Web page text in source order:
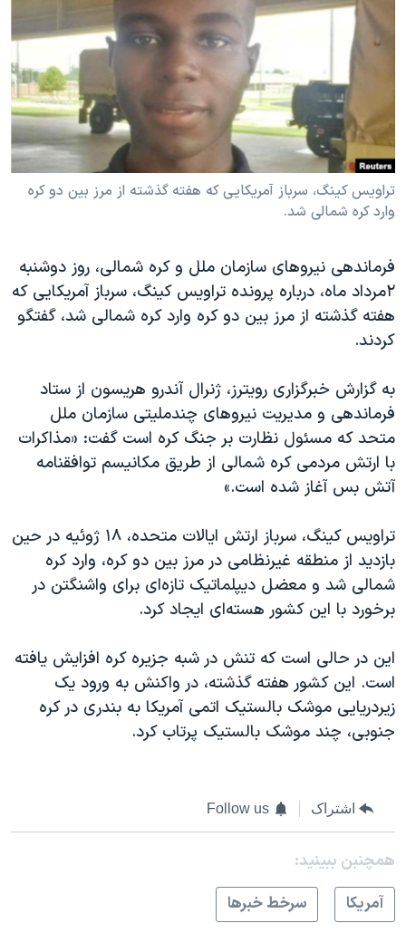
فرهنگ و زندگی
حقوق شهروندی
اقتصادی
علم و فناوری
اسرائیل در جنگ
گالری عکس
آرشیو پخش زنده
مستندها
انتخابات ریاست جمهوری آمریکا ۲۰۲۴
حمله جمهوری اسلامی به اسرائیل
رمز مهسا
ورزش زنان در ایران
اعتراضات زن، زندگی، آزادی
مجموعه مستندهای دادخواهی
دادگاه حمید نوری
چهل سال گروگان‌گیری
قانون شفافیت دارائی کادر رهبری ایران
اسرائیل در جنگ
نرگس محمدی برنده جایزه نوبل صلح
همایش محافظه‌کاران آمریکا «سی‌پک»
سفر پرزیدنت ترامپ به چین
دنبال کنید
زبانهای مختلف
تراویس کینگ، سرباز آمریکایی که هفته گذشته از مرز بین دو کره
وارد کره شمالی شد.
فرماندهی نیروهای سازمان ملل و کره شمالی، روز دوشنبه
۲مرداد ماه، درباره‌ پرونده تراویس کینگ، سرباز آمریکایی که
هفته گذشته از مرز بین دو کره وارد کره شمالی شد، گفتگو
کردند.
به گزارش خبرگزاری رویترز، ژنرال آندرو هریسون از ستاد
فرماندهی و مدیریت نیروهای چندملیتی سازمان ملل
متحد که مسئول نظارت بر جنگ کره است گفت: «مذاکرات
با ارتش مردمی کره شمالی از طریق مکانیسم توافقنامه
آتش بس آغاز شده است.»
تراویس کینگ، سرباز ارتش ایالات متحده، ۱۸ ژوئیه در حین
بازدید از منطقه غیرنظامی در مرز بین دو کره، وارد کره
شمالی شد و معضل دیپلماتیک تازه‌ای برای واشنگتن در
برخورد با این کشور هسته‌ای ایجاد کرد.
این در حالی است که تنش در شبه جزیره کره افزایش یافته
است. این کشور هفته گذشته، در واکنش به ورود یک
زیردریایی موشک بالستیک اتمی آمریکا به بندری در کره
جنوبی، چند موشک بالستیک پرتاب کرد.
اشتراک Follow us
همچنبن ببینید:
آمريکا
سرخط خبرها